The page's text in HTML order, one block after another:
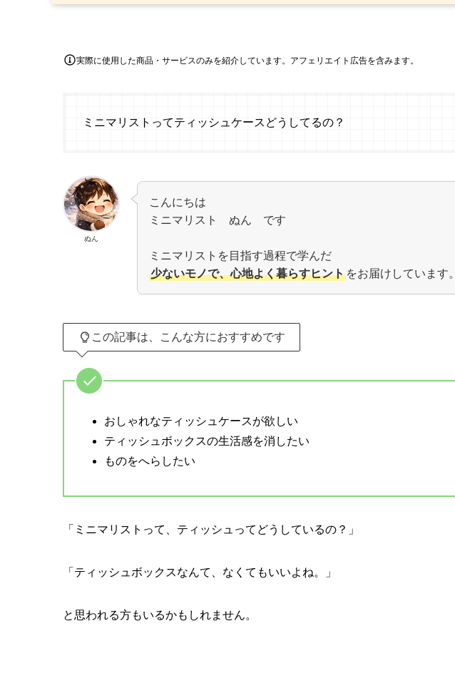
実際に使用した商品・サービスのみを紹介しています。アフェリエイト広告を含みます。
ミニマリストってティッシュケースどうしてるの？
ぬん
こんにちは
ミニマリスト ぬん です
ミニマリストを目指す過程で学んだ
少ないモノで、心地よく暮らすヒント をお届けしています。
この記事は、こんな方におすすめです
おしゃれなティッシュケースが欲しい
ティッシュボックスの生活感を消したい
ものをへらしたい
「ミニマリストって、ティッシュってどうしているの？」
「ティッシュボックスなんて、なくてもいいよね。」
と思われる方もいるかもしれません。